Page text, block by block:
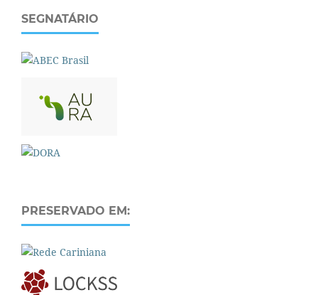
SEGNATÁRIO
PRESERVADO EM: